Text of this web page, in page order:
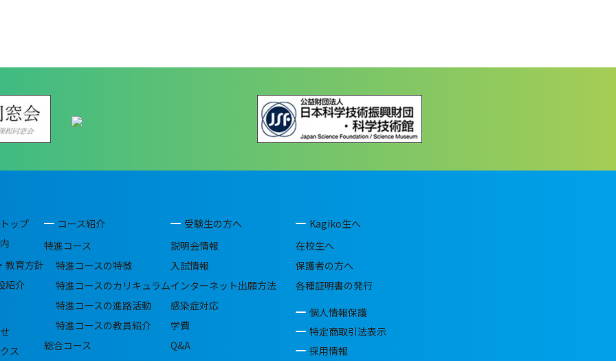
ップ
教育方針
紹介
ス
コース紹介
特進コース
特進コースの特徴
特進コースのカリキュラム
特進コースの進路活動
特進コースの教員紹介
総合コース
受験生の方へ
説明会情報
入試情報
インターネット出願方法
感染症対応
学費
Q&A
Kagiko生へ
在校生へ
保護者の方へ
各種証明書の発行
個人情報保護
特定商取引法表示
採用情報